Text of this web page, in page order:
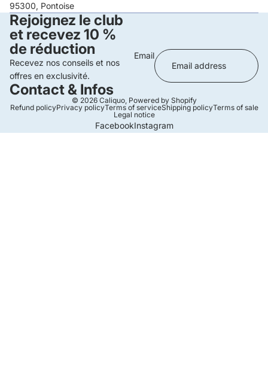
95300, Pontoise
Rejoignez le club
et recevez 10 %
de réduction
Recevez nos conseils et nos
offres en exclusivité.
Email
Contact & Infos
© 2026 Caliquo, Powered by Shopify
Refund policyPrivacy policyTerms of serviceShipping policyTerms of sale
Legal notice
FacebookInstagram